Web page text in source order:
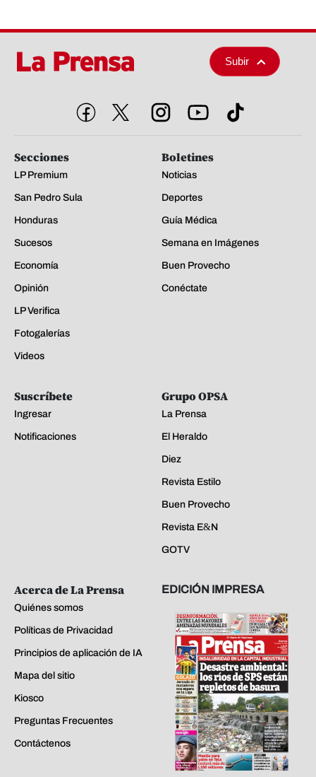
Subir
Secciones
LP Premium
San Pedro Sula
Honduras
Sucesos
Economía
Opinión
LP Verifica
Fotogalerías
Videos
Boletines
Noticias
Deportes
Guía Médica
Semana en Imágenes
Buen Provecho
Conéctate
Suscríbete
Ingresar
Notificaciones
Grupo OPSA
La Prensa
El Heraldo
Diez
Revista Estilo
Buen Provecho
Revista E&N
GOTV
Acerca de La Prensa
Quiénes somos
Políticas de Privacidad
Principios de aplicación de IA
Mapa del sitio
Kiosco
Preguntas Frecuentes
Contáctenos
EDICIÓN IMPRESA